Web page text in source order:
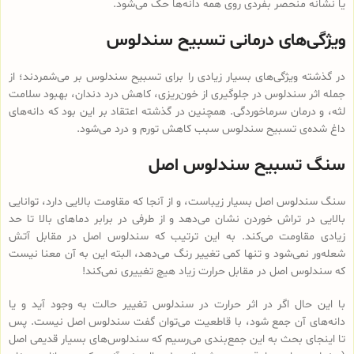
یا نشانه منحصر بفردی روی همه دانه‌ها حک می‌شود.
ویژگی‌های درمانی تسبیح سندلوس
در گذشته ویژگی‌های بسیار زیادی را برای تسبیح سندلوس بر می‌شمردند؛ از
جمله اثر سندلوس در جلوگیری از خون‌ریزی، کاهش درد دندان، بهبود سلامت
لثه، و درمان سرماخوردگی. همچنین در گذشته اعتقاد بر این بود که دانه‌های
داغ شده‌ی تسبیح سندلوس سبب کاهش تورم و درد می‌شود.
سنگ تسبیح سندلوس اصل
سنگ سندلوس اصل بسیار زیباست، و از آنجا که مقاومت بالایی دارد، توانایی
بالایی در تراش خوردن نشان می‌دهد و از طرفی در برابر دماهای بالا تا حد
زیادی مقاومت می‌کند. به این ترتیب که سندلوس اصل در مقابل آتش
شعله‌ور نمی‌شود و تنها کمی تغییر رنگ می‌دهد، البته این به آن معنا نیست
که سندلوس اصل در مقابل حرارت زیاد هیچ تغییری نمی‌کند!
با این حال اگر در اثر حرارت در سندلوس تغییر حالت به وجود آید و یا
دانه‌های آن جمع شود، با قاطعیت می‌توان گفت سندلوس اصل نیست. پس
تا اینجای بحث به این جمع‌بندی می‌رسیم که سندلوس‌های بسیار قدیمی اصل